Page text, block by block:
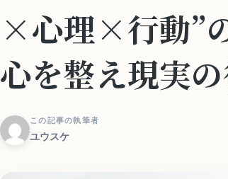
×心理×行動”
心を整え現実
この記事の執筆者
ユウスケ